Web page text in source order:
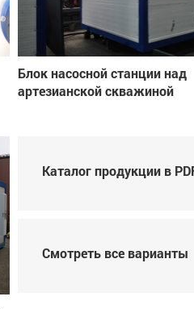
Блок насосной станции над
артезианской скважиной
Каталог продукции в
Смотреть все варианты